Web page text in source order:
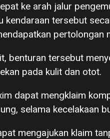
ke arah jalur
kendaraan tersebut
pertolongan
benturan tersebut
pada kulit dan otot.
dapat mengklaim
selama kecelakaan
mengajukan klaim